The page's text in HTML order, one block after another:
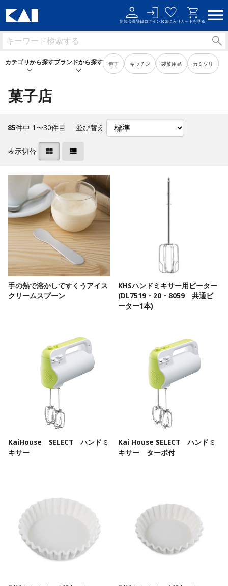
新規会員登録ログインお気に入り カートを見る
カテゴリから探す
ビューティーケア用品
メンズケア用品
身だしなみ用品
裁縫・ソーイング用品
ブランドから探す
ビューティーケア用品
メンズケア用品
身だしなみ用品
裁縫・ソーイング用品
包丁 キッチン 製菓用品 カミソリ
菓子店
85件中 1〜30件目 並び替え
表示切替
手の熱で溶かしてすくうアイス
クリームスプーン
KHSハンドミキサー用ビーター
(DL7519・20・8059 共通ビ
ーター1本)
KaiHouse SELECT ハンドミ
キサー
Kai House SELECT ハンドミ
キサー ターボ付